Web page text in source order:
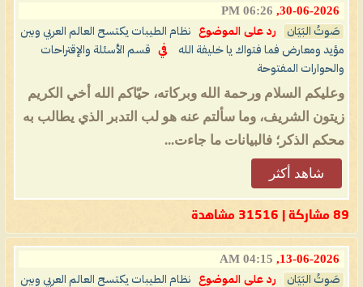
30-06-2026,
06:26 PM
صَوتُ البَيَان رد على الموضوع
نظام الطيبات يكتسح العالم العربي وبين
مؤيد ومعارض فما فتواك يا خليفة الله
في
قسم الأسئلة والإقتراحات
والحوارات المفتوحة
وعليكم السلام ورحمة الله وبركاته، حيّاكم الله أخي الكريم
زيتون الشريف، وما سألتم عنه هو لب التدبر الذي يطالب به
محكم الذكر؛ فالبيانات ما جاءت...
شاهد أكثر
89 مشاركة | 31516 مشاهدة
13-06-2026,
04:15 AM
صَوتُ البَيَان رد على الموضوع
نظام الطيبات يكتسح العالم العربي وبين